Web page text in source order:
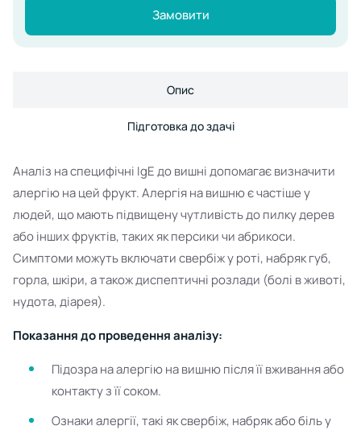
Замовити
Опис
Підготовка до здачі
Аналіз на специфічні IgE до вишні допомагає визначити
алергію на цей фрукт. Алергія на вишню є частіше у
людей, що мають підвищену чутливість до пилку дерев
або інших фруктів, таких як персики чи абрикоси.
Симптоми можуть включати свербіж у роті, набряк губ,
горла, шкіри, а також диспептичні розлади (болі в животі,
нудота, діарея).
Показання до проведення аналізу:
Підозра на алергію на вишню після її вживання або
контакту з її соком.
Ознаки алергії, такі як свербіж, набряк або біль у